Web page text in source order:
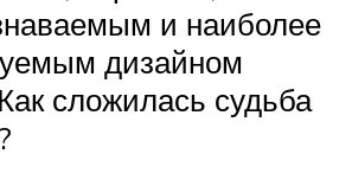
и наиболее
дизайном
сложилась судьба